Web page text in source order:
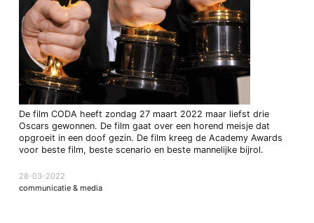
De film CODA heeft zondag 27 maart 2022 maar liefst drie
Oscars gewonnen. De film gaat over een horend meisje dat
opgroeit in een doof gezin. De film kreeg de Academy Awards
voor beste film, beste scenario en beste mannelijke bijrol.
28-03-2022
communicatie & media